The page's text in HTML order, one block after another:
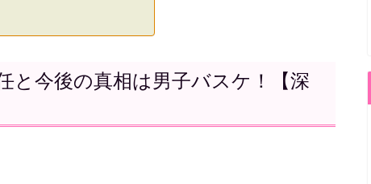
今後の真相は男子バスケ！【深